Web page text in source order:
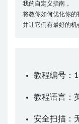
我的自定义指南，
将教你如何优化你的
并让它们有最好的机
教程编号：
教程语言：
安全扫描：